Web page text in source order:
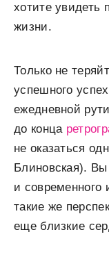
хотите увидеть
жизни.
Только не
успешного
ежедневной
до конца
не оказаться
Блиновская).
и современного
такие же
еще близкие